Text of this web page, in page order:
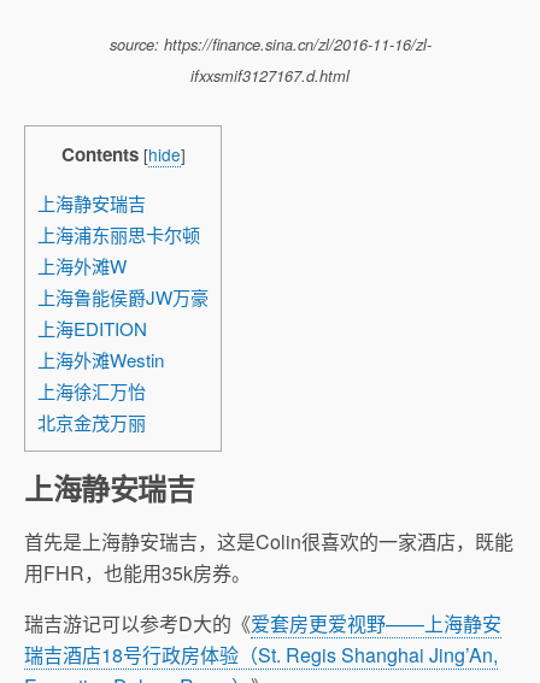
source: https://finance.sina.cn/zl/2016-11-16/zl-
ifxxsmif3127167.d.html
Contents [hide]
上海静安瑞吉
上海浦东丽思卡尔顿
上海外滩W
上海鲁能侯爵JW万豪
上海EDITION
上海外滩Westin
上海徐汇万怡
北京金茂万丽
上海静安瑞吉
首先是上海静安瑞吉，这是Colin很喜欢的一家酒店，既能
用FHR，也能用35k房券。
瑞吉游记可以参考D大的《爱套房更爱视野——上海静安
瑞吉酒店18号行政房体验（St. Regis Shanghai Jing’An,